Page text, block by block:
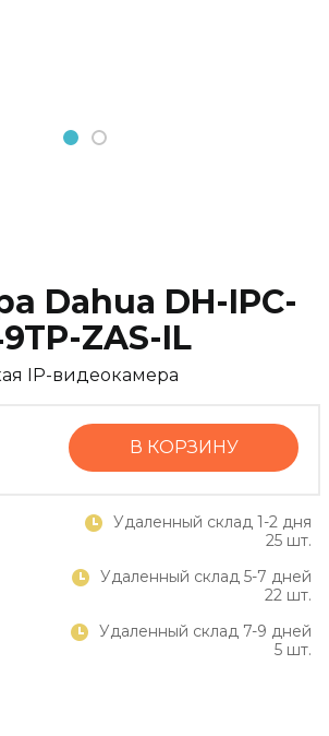
1 2
Dahua DH-IPC-
ZAS-IL
IP-видеокамера
В КОРЗИНУ
Удаленный склад 1-2 дня
25 шт.
Удаленный склад 5-7 дней
22 шт.
Удаленный склад 7-9 дней
5 шт.